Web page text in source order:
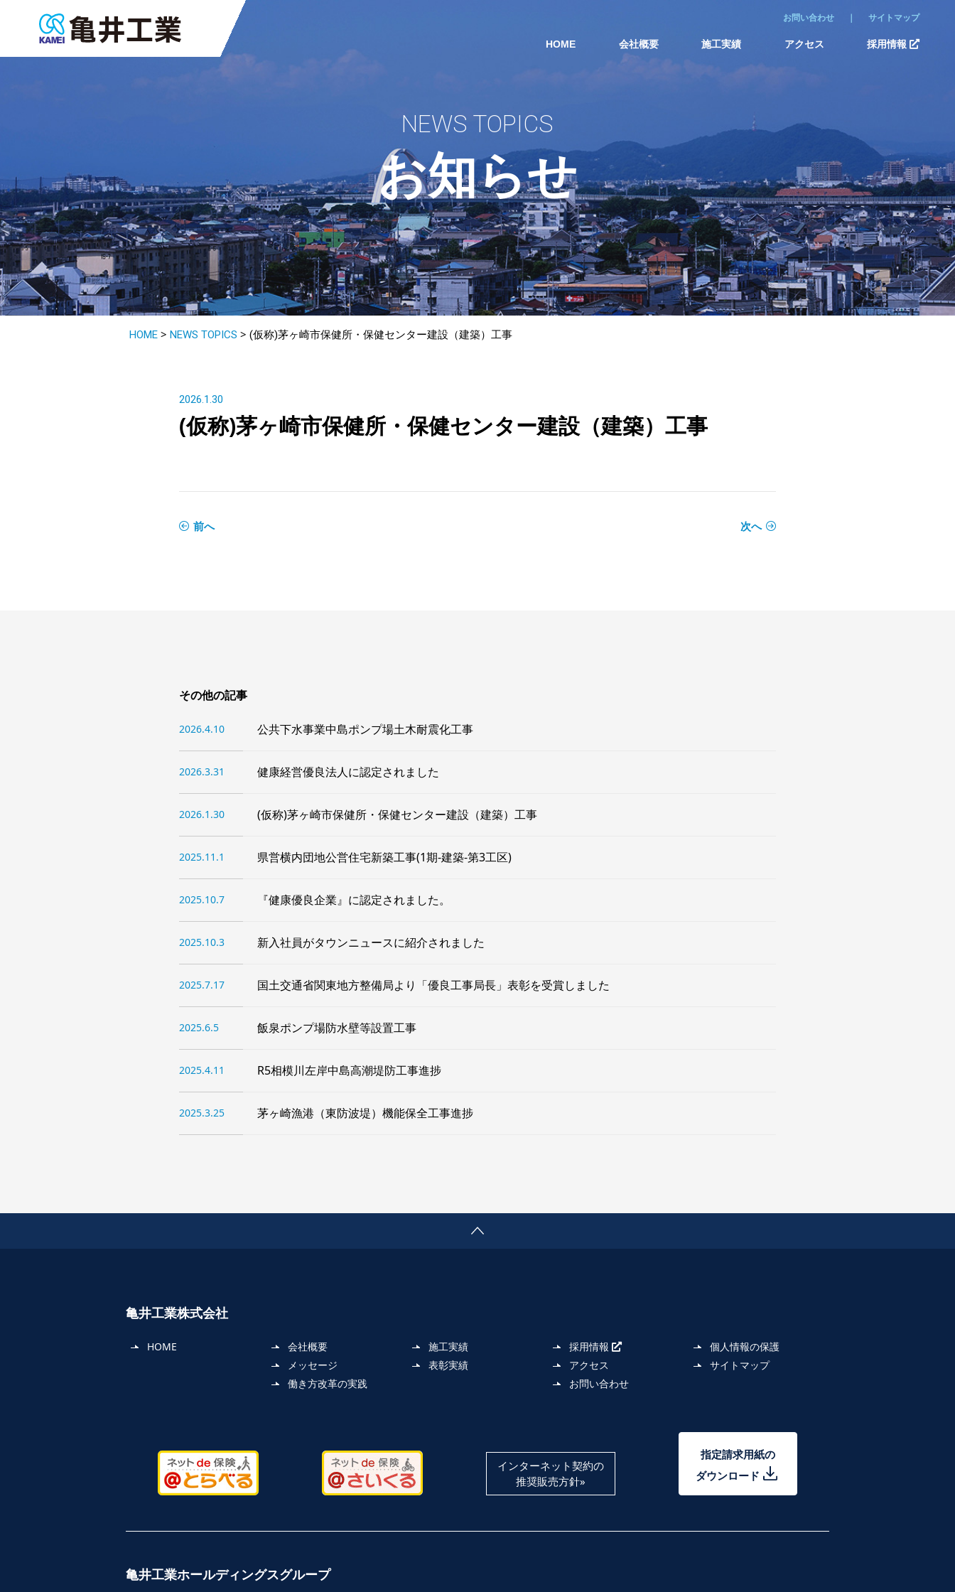
お問い合わせ サイトマップ
HOME 会社概要 施工実績 アクセス 採用情報
NEWS TOPICS
お知らせ
HOME > NEWS TOPICS > (仮称)茅ヶ崎市保健所・保健センター建設（建築）工事
2026.1.30
(仮称)茅ヶ崎市保健所・保健センター建設（建築）工事
前へ 次へ
その他の記事
2026.4.10 公共下水事業中島ポンプ場土木耐震化工事
2026.3.31 健康経営優良法人に認定されました
2026.1.30 (仮称)茅ヶ崎市保健所・保健センター建設（建築）工事
2025.11.1 県営横内団地公営住宅新築工事(1期-建築-第3工区)
2025.10.7 『健康優良企業』に認定されました。
2025.10.3 新入社員がタウンニュースに紹介されました
2025.7.17 国土交通省関東地方整備局より「優良工事局長」表彰を受賞しました
2025.6.5 飯泉ポンプ場防水壁等設置工事
2025.4.11 R5相模川左岸中島高潮堤防工事進捗
2025.3.25 茅ヶ崎漁港（東防波堤）機能保全工事進捗
亀井工業株式会社
HOME
会社概要
メッセージ
働き方改革の実践
施工実績
表彰実績
採用情報
アクセス
お問い合わせ
個人情報の保護
サイトマップ
インターネット契約の
推奨販売方針»
指定請求用紙の
ダウンロード
亀井工業ホールディングスグループ